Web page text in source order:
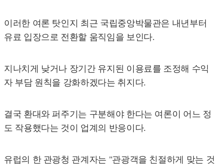
이러한 여론 탓인지 최근 국립중앙박물관은 내년부터
유료 입장으로 전환할 움직임을 보인다.
지나치게 낮거나 장기간 유지된 이용료를 조정해 수익
자 부담 원칙을 강화하겠다는 취지다.
결국 환대와 퍼주기는 구분해야 한다는 여론이 어느 정
도 작용했다는 것이 업계의 반응이다.
유럽의 한 관광청 관계자는 "관광객을 친절하게 맞는 것